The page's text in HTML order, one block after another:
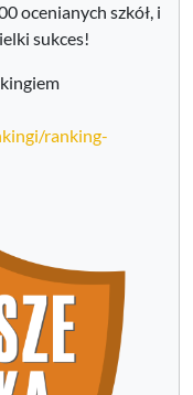
ocenianych szkół, i
sukces!
ranking-